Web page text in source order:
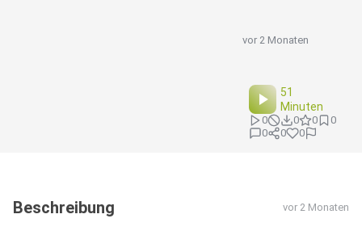
vor 2 Monaten
51
Minuten
0 0 0
0
0
0 0
Beschreibung vor 2 Monaten